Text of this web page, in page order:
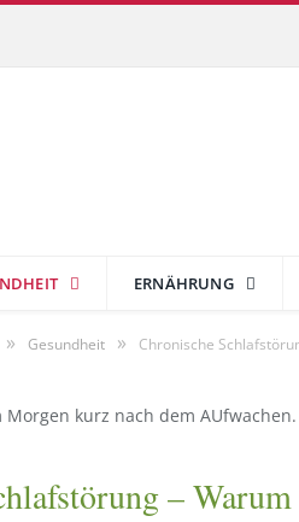
ERNÄHRUNG
» Gesundheit » Chronische
–